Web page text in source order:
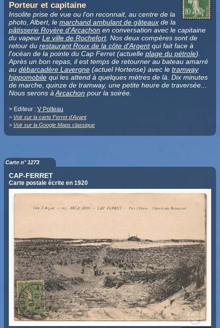
Porteur et capitaine
Insolite prise de vue ou l'on reconnait, au centre de la
photo, Albert, le marchand ambulant de gâteaux de la
pâtisserie Royère d'Arcachon en conversation avec le capitaine
du vapeur Le ville de Rochefort. Nos deux compères sont de
retour du restaurant Roux de la côte d'Argentqui fait face à
l'océan de la pointe du Cap Ferret (actuelle plage du pétrole).
Après un bon repas, il est temps de retourner au bateau amarré
au débarcadère Lavergne (actuel Hortense) avec le tramway
hippomobile qui les attend à quelques mètres de là. Dix minutes
de marche, quinze de tramway, une petite heure de traversée...
Nous serons àArcachon pour la soirée.
> Editeur : V Polteau
> Voir sur la carte Ferret d'Avant
> Voir sur la Google Maps classique
Carte n° 1273
CAP-FERRET
Carte postale écrite en 1920